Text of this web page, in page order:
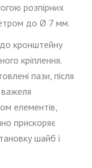
розпірних
до Ø 7 мм.
до кронштейну
кріплення.
пази, після
елементів,
прискоряє
шайб і